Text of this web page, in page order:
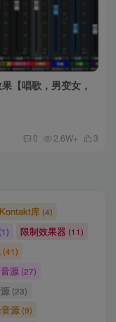
【唱歌，男变女，
0 2.6W+ 3
库(4)
限制效果器 (11)
(41)
源(27)
(23)
源(9)